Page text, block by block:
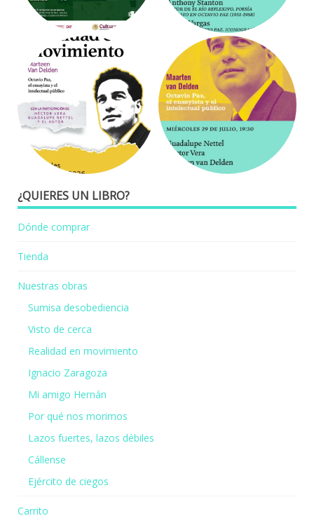
¿QUIERES UN LIBRO?
Dónde comprar
Tienda
Nuestras obras
Sumisa desobediencia
Visto de cerca
Realidad en movimiento
Ignacio Zaragoza
Mi amigo Hernán
Por qué nos morimos
Lazos fuertes, lazos débiles
Cállense
Ejército de ciegos
Carrito